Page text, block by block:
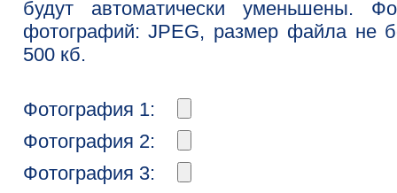
будут автоматически уменьшены.
фотографий: JPEG, размер файла не
500 кб.
Фотография 1:
Фотография 2:
Фотография 3: